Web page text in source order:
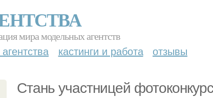
мира модельных агентств
кастинги и работа отзывы
Стань участницей